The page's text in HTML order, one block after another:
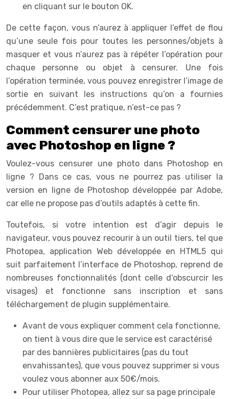
en cliquant sur le bouton OK.
De cette façon, vous n’aurez à appliquer l’effet de flou
qu’une seule fois pour toutes les personnes/objets à
masquer et vous n’aurez pas à répéter l’opération pour
chaque personne ou objet à censurer. Une fois
l’opération terminée, vous pouvez enregistrer l’image de
sortie en suivant les instructions qu’on a fournies
précédemment. C’est pratique, n’est-ce pas ?
Comment censurer une photo
avec Photoshop en ligne ?
Voulez-vous censurer une photo dans Photoshop en
ligne ? Dans ce cas, vous ne pourrez pas utiliser la
version en ligne de Photoshop développée par Adobe,
car elle ne propose pas d’outils adaptés à cette fin.
Toutefois, si votre intention est d’agir depuis le
navigateur, vous pouvez recourir à un outil tiers, tel que
Photopea, application Web développée en HTML5 qui
suit parfaitement l’interface de Photoshop, reprend de
nombreuses fonctionnalités (dont celle d’obscurcir les
visages) et fonctionne sans inscription et sans
téléchargement de plugin supplémentaire.
Avant de vous expliquer comment cela fonctionne,
on tient à vous dire que le service est caractérisé
par des bannières publicitaires (pas du tout
envahissantes), que vous pouvez supprimer si vous
voulez vous abonner aux 50€/mois.
Pour utiliser Photopea, allez sur sa page principale